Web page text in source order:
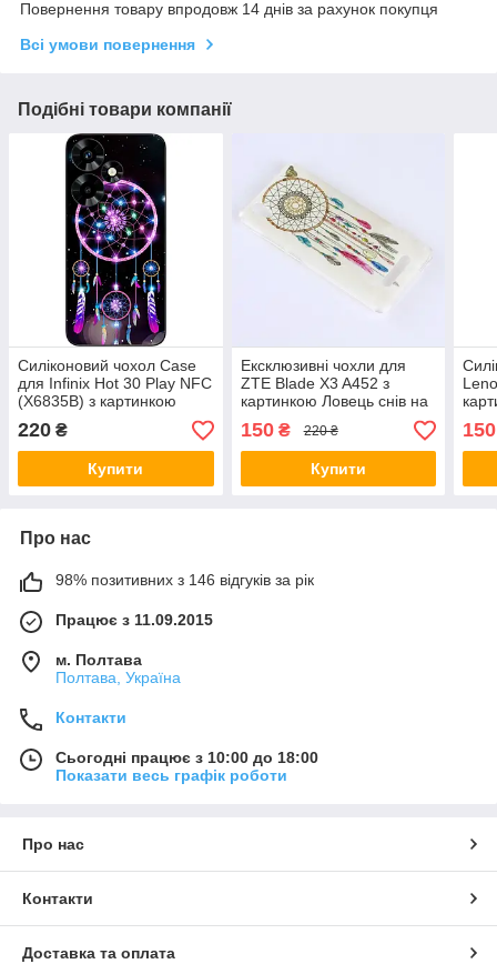
Повернення товару впродовж 14 днів за рахунок покупця
Всі умови повернення
Подібні товари компанії
Силіконовий чохол Case
для Infinix Hot 30 Play NFC
(X6835B) з картинкою
Ловець снів на чорному
тлі
220 ₴
Купити
Ексклюзивні чохли для
ZTE Blade X3 A452 з
картинкою Ловець снів на
білому тлі
150₴ 220 ₴
Купити
150
Про нас
98% позитивних з 146 відгуків за рік
Працює з 11.09.2015
м. Полтава
Полтава, Україна
Контакти
Сьогодні працює з 10:00 до 18:00
Показати весь графік роботи
Про нас
Контакти
Доставка та оплата